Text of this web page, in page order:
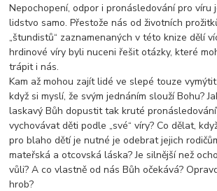
Nepochopení, odpor i pronásledování pro víru
lidstvo samo. Přestože nás od životních
„štundistů“ zaznamenaných v této knize dělí
hrdinové víry byli nuceni řešit otázky, které
trápit i nás.
Kam až mohou zajít lidé ve slepé touze vymýtit
když si myslí, že svým jednáním slouží Bohu?
laskavý Bůh dopustit tak kruté
vychovávat děti podle „své“ víry? Co dělat,
pro blaho dětí je nutné je odebrat jejich
mateřská a otcovská láska? Je silnější než
vůli? A co vlastně od nás Bůh očekává?
hrob?